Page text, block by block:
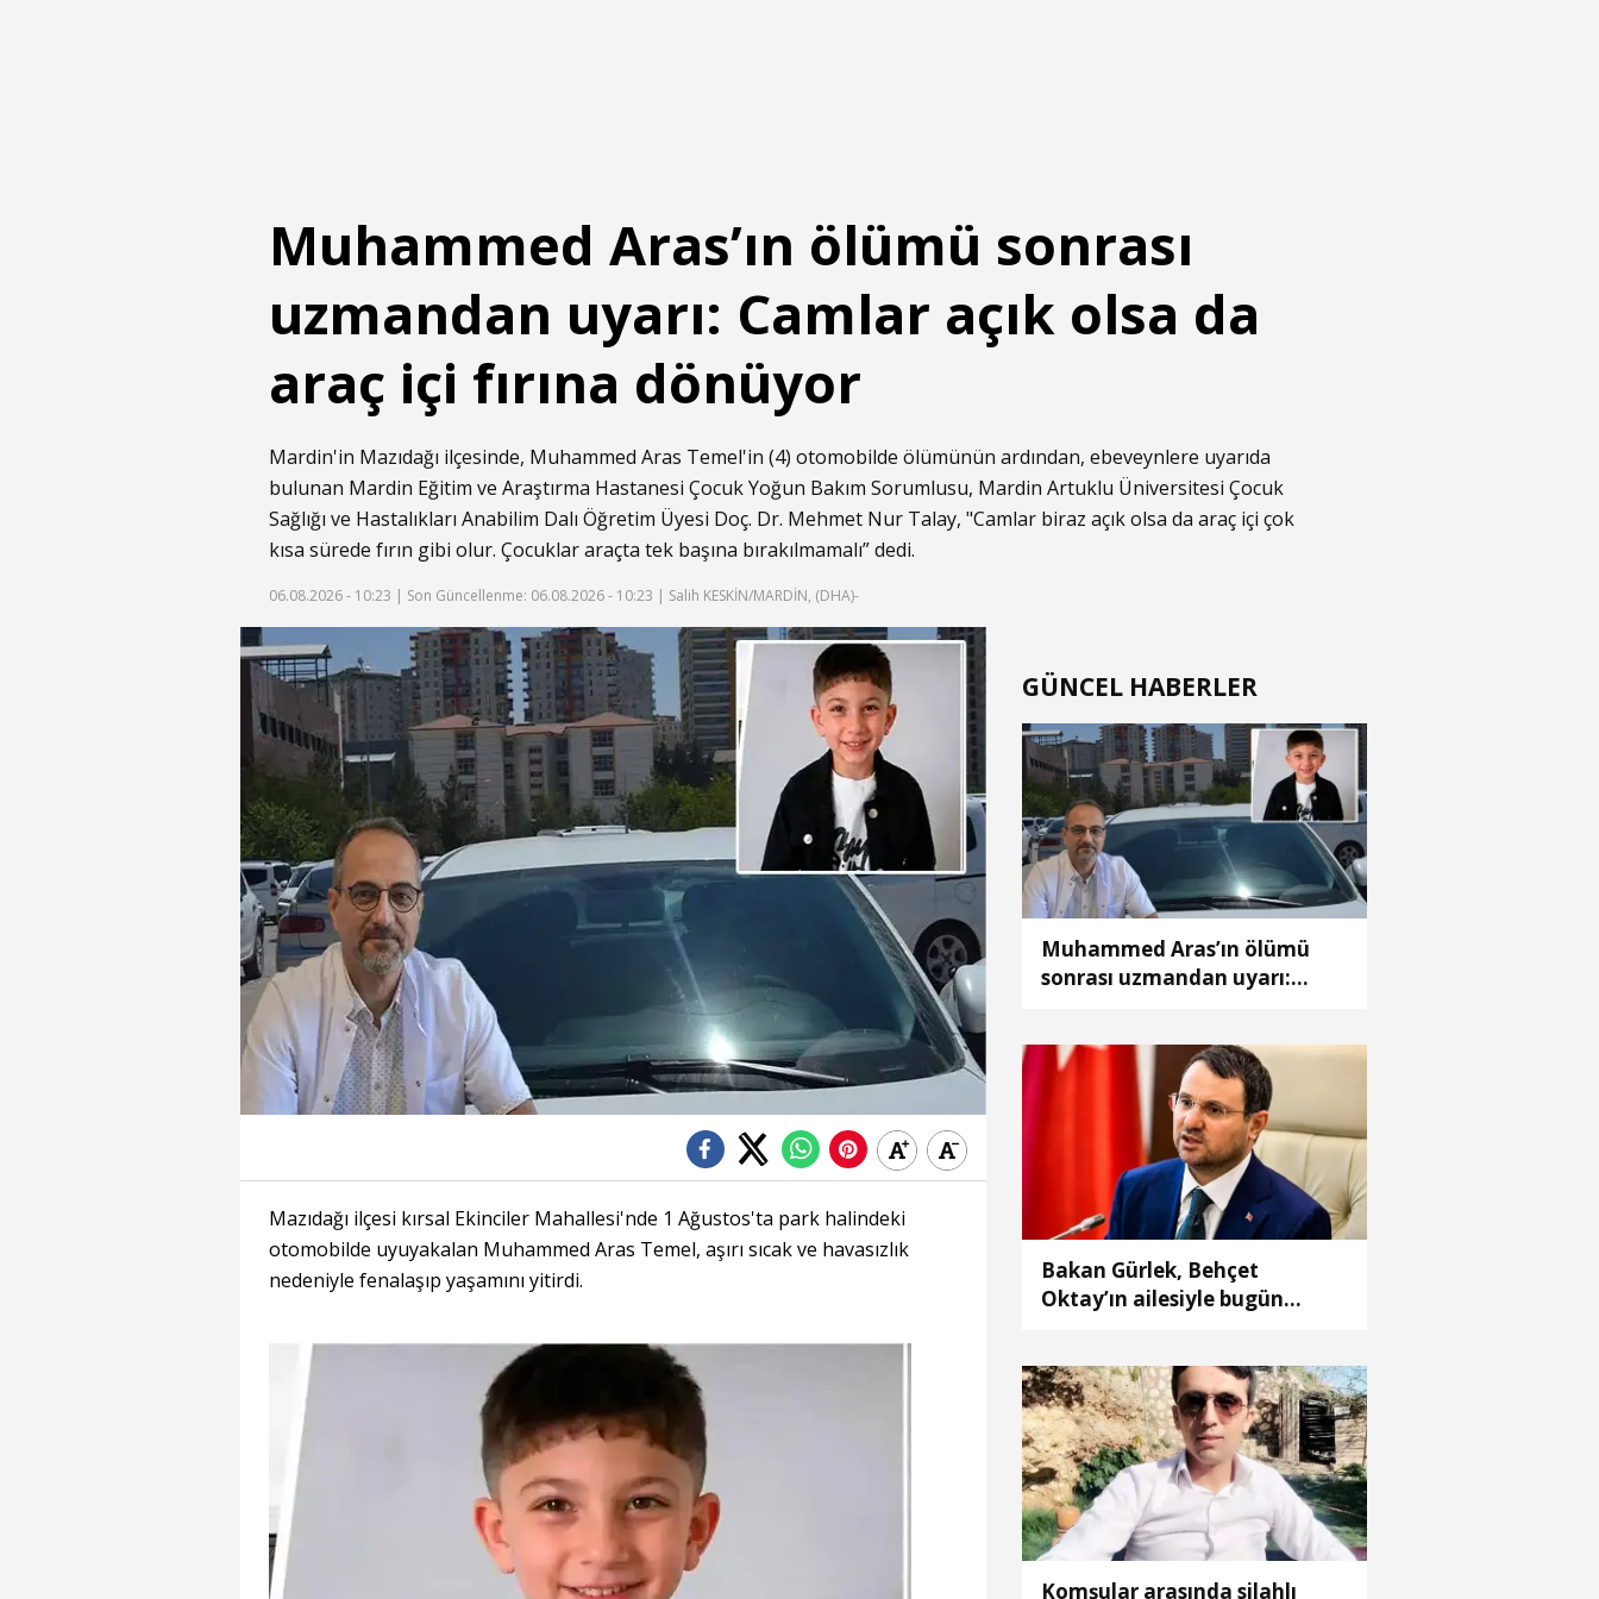
Muhammed Aras’ın ölümü sonrası
uzmandan uyarı: Camlar açık olsa da
araç içi fırına dönüyor
Mardin'in Mazıdağı ilçesinde, Muhammed Aras Temel'in (4) otomobilde ölümünün ardından, ebeveynlere uyarıda
bulunan Mardin Eğitim ve Araştırma Hastanesi Çocuk Yoğun Bakım Sorumlusu, Mardin Artuklu Üniversitesi Çocuk
Sağlığı ve Hastalıkları Anabilim Dalı Öğretim Üyesi Doç. Dr. Mehmet Nur Talay, "Camlar biraz açık olsa da araç içi çok
kısa sürede fırın gibi olur. Çocuklar araçta tek başına bırakılmamalı” dedi.
06.08.2026 - 10:23 | Son Güncellenme: 06.08.2026 - 10:23 | Salih KESKİN/MARDİN, (DHA)-
Mazıdağı ilçesi kırsal Ekinciler Mahallesi'nde 1 Ağustos'ta park halindeki
otomobilde uyuyakalan Muhammed Aras Temel, aşırı sıcak ve havasızlık
nedeniyle fenalaşıp yaşamını yitirdi.
GÜNCEL HABERLER
Muhammed Aras’ın ölümü
sonrası uzmandan uyarı:
Bakan Gürlek, Behçet
Oktay’ın ailesiyle bugün
Komşular arasında silahlı